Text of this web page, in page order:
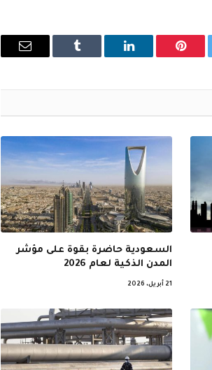
بينتيريستلينكدإن Tumblr
البريد
السعودية حاضرة بقوة على مؤشر
المدن الذكية لعام 2026
21 أبريل، 2026